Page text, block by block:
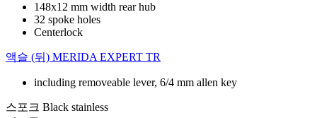
148x12 mm width rear hub
32 spoke holes
Centerlock
액슬 (뒤) MERIDA EXPERT TR
including removeable lever, 6/4 mm allen key
스포크 Black stainless